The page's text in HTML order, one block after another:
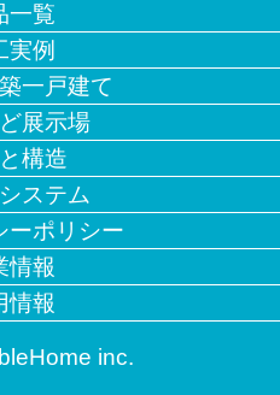
一覧
実例
一戸建て
展示場
構造
ステム
ーポリシー
情報
情報
inc.